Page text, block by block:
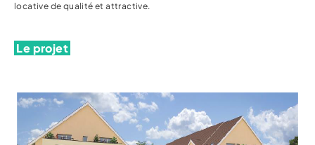
locative de qualité et attractive.
Le projet